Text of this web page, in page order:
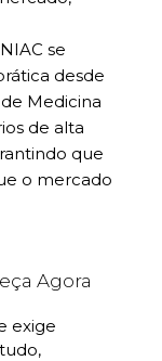
se
desde
Medicina
de alta
que
o mercado
Agora
exige